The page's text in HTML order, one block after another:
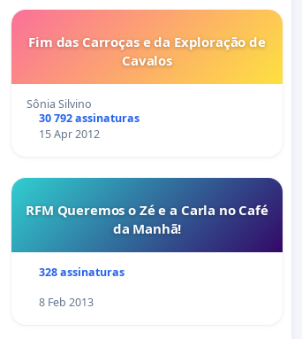
Fim das Carroças e da Exploração de
Cavalos
Sônia Silvino
30 792 assinaturas
15 Apr 2012
RFM Queremos o Zé e a Carla no Café
da Manhã!
328 assinaturas
8 Feb 2013